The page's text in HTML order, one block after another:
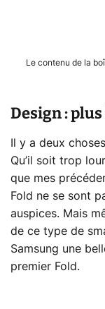
Le contenu de la
Design :
Il y a deux
Qu’il soit trop
que mes
Fold ne se sont
auspices. Mais
de ce type de
Samsung une
premier Fold.